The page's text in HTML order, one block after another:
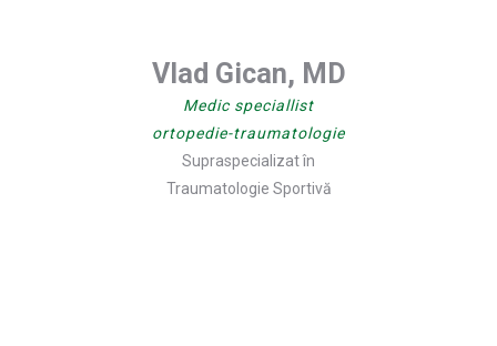
Vlad Gican, MD
Medic speciallist
ortopedie-traumatologie
Supraspecializat în
Traumatologie Sportivă